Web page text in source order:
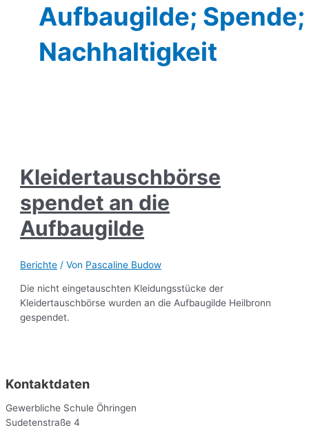
Aufbaugilde; Spende;
Nachhaltigkeit
Kleidertauschbörse
spendet an die
Aufbaugilde
Berichte / Von Pascaline Budow
Die nicht eingetauschten Kleidungsstücke der
Kleidertauschbörse wurden an die Aufbaugilde Heilbronn
gespendet.
Kontaktdaten
Gewerbliche Schule Öhringen
Sudetenstraße 4